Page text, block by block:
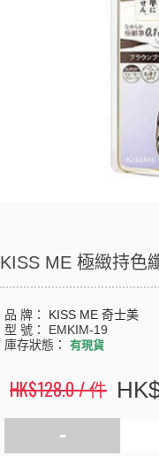
KISS ME 極緻持色
品 牌： KISS ME 奇士美
型 號： EMKIM-19
庫存狀態： 有現貨
HK$128.0 / 件
-